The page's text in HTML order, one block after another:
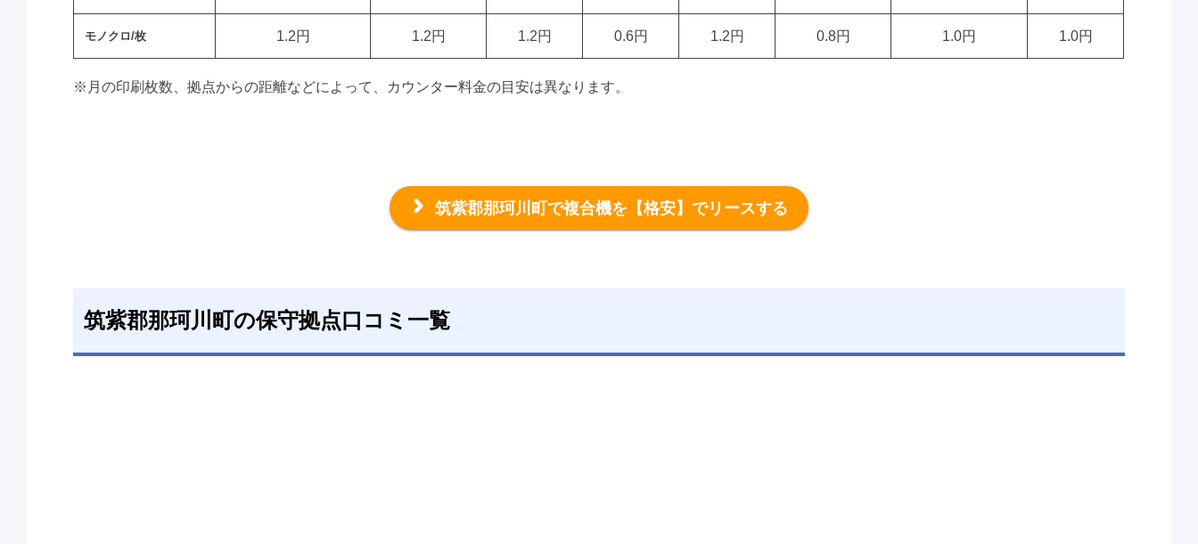
モノクロ/枚 1.2円 1.2円 1.2円 0.6円 1.2円 0.8円 1.0円 1.0円
※月の印刷枚数、拠点からの距離などによって、カウンター料金の目安は異なります。
筑紫郡那珂川町で複合機を 【格安】でリースする
筑紫郡那珂川町の保守拠点口コミ一覧